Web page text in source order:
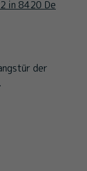
in 8420 De
der